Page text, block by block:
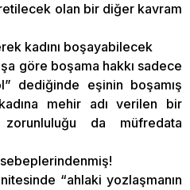
olan bir diğer kavram
kadını boşayabilecek
göre boşama hakkı sadece
dediğinde eşinin boşamış
mehir adı verilen bir
da müfredata
“ahlaki yozlaşmanın